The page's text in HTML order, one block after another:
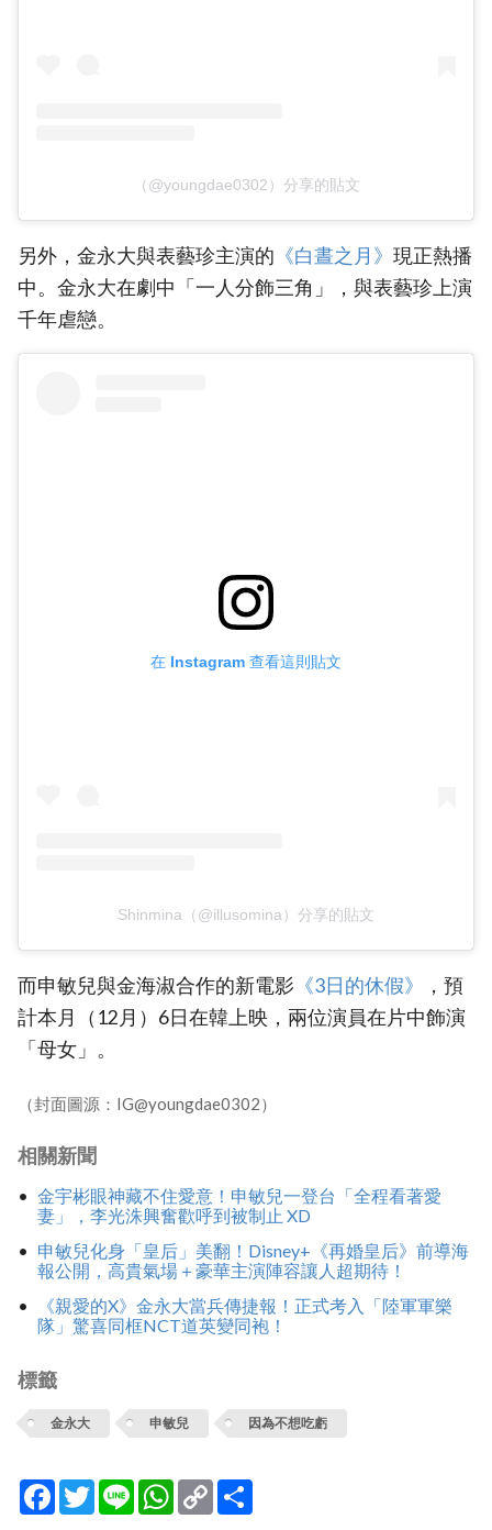
（@youngdae0302）分享的貼文
另外，金永大與表藝珍主演的 ‎《白晝之月》 現正熱播
中。金永大在劇中「一人分飾三角」，與表藝珍上演
千年虐戀。
在 Instagram 查看這則貼文
Shinmina（@illusomina）分享的貼文
而申敏兒與金海淑合作的新電影 《3日的休假》‎
，預
計本月（12月）6日在韓上映，兩位演員在片中飾演
「母女」。
（封面圖源：IG@youngdae0302）
相關新聞
金宇彬眼神藏不住愛意！申敏兒一登台「全程看著愛
妻」，李光洙興奮歡呼到被制止 XD
申敏兒化身「皇后」美翻！Disney+《再婚皇后》前導海
報公開，高貴氣場＋豪華主演陣容讓人超期待！
《親愛的X》金永大當兵傳捷報！正式考入「陸軍軍樂
隊」驚喜同框NCT道英變同袍！
標籤
金永大 申敏兒 因為不想吃虧
Facebook
TwitterLine WhatsApp
Copy
Link